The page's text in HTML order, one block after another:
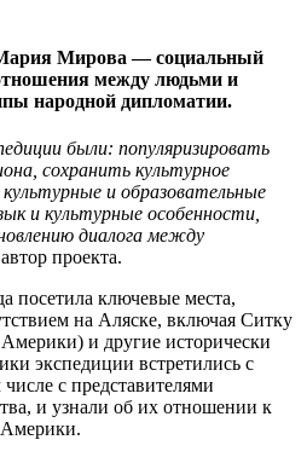
Мирова — социальный
между людьми и
народной дипломатии.
были: популяризировать
сохранить культурное
и образовательные
и культурные особенности,
диалога между
проекта.
посетила ключевые места,
на Аляске, включая Ситку
и другие исторически
экспедиции встретились с
с представителями
и узнали об их отношении к
Америки.